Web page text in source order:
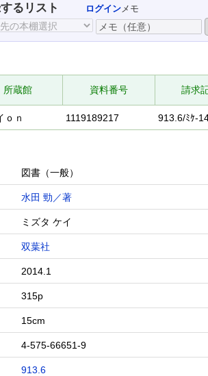
るリスト ログインメモ
所蔵館 資料番号 請求
ｏｎ 1119189217 913.6/ﾐｹ-
図書（一般）
水田 勁／著
ミズタ ケイ
双葉社
2014.1
315p
15cm
4-575-66651-9
913.6